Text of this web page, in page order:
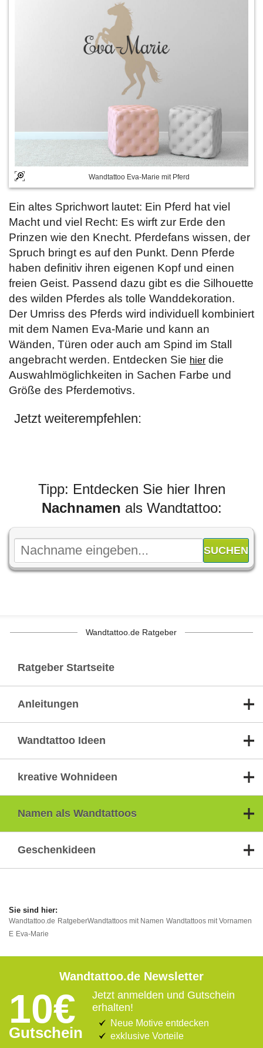
Wandtattoo Eva-Marie mit Pferd
Ein altes Sprichwort lautet: Ein Pferd hat viel
Macht und viel Recht: Es wirft zur Erde den
Prinzen wie den Knecht. Pferdefans wissen, der
Spruch bringt es auf den Punkt. Denn Pferde
haben definitiv ihren eigenen Kopf und einen
freien Geist. Passend dazu gibt es die Silhouette
des wilden Pferdes als tolle Wanddekoration.
Der Umriss des Pferds wird individuell kombiniert
mit dem Namen Eva-Marie und kann an
Wänden, Türen oder auch am Spind im Stall
angebracht werden. Entdecken Sie hier die
Auswahlmöglichkeiten in Sachen Farbe und
Größe des Pferdemotivs.
Jetzt weiterempfehlen:
Tipp: Entdecken Sie hier Ihren
Nachnamen als Wandtattoo:
Wandtattoo.de Ratgeber
Ratgeber Startseite
Anleitungen
Wandtattoo Ideen
kreative Wohnideen
Namen als Wandtattoos
Geschenkideen
Wandtattoo.de RatgeberWandtattoos mit Namen Wandtattoos mit Vornamen
E Eva-Marie
Wandtattoo.de Newsletter
10€
Gutschein
Jetzt anmelden und Gutschein
erhalten!
Neue Motive entdecken
exklusive Vorteile